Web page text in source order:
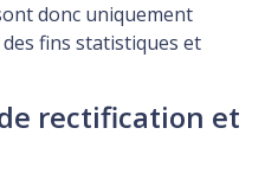
donc uniquement
fins statistiques et
rectification et